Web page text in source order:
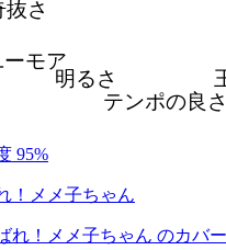
テンポの良さ
明るさ
ーモア
抜さ
95%
！メメ子ちゃん